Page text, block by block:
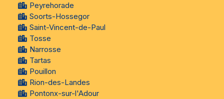
Peyrehorade
Soorts-Hossegor
Saint-Vincent-de-Paul
Tosse
Narrosse
Tartas
Pouillon
Rion-des-Landes
Pontonx-sur-l'Adour